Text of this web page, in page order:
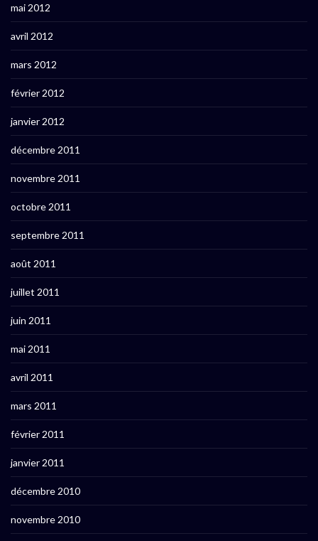
mai 2012
avril 2012
mars 2012
février 2012
janvier 2012
décembre 2011
novembre 2011
octobre 2011
septembre 2011
août 2011
juillet 2011
juin 2011
mai 2011
avril 2011
mars 2011
février 2011
janvier 2011
décembre 2010
novembre 2010